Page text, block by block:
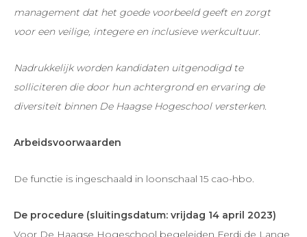
management dat het goede voorbeeld geeft en zorgt
voor een veilige, integere en inclusieve werkcultuur.
Nadrukkelijk worden kandidaten uitgenodigd te
solliciteren die door hun achtergrond en ervaring de
diversiteit binnen De Haagse Hogeschool versterken.
Arbeidsvoorwaarden
De functie is ingeschaald in loonschaal 15 cao-hbo.
De procedure (sluitingsdatum: vrijdag 14 april 2023)
Voor De Haagse Hogeschool begeleiden Ferdi de Lange